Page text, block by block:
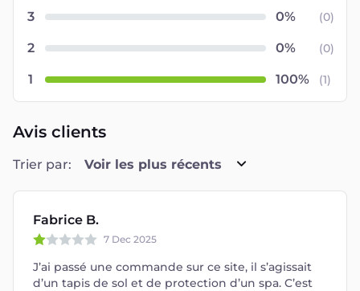
3 (0)
2 (0)
1 (1)
Avis clients
Trier par: Voir les plus récents
Fabrice B.
7 Dec 2025
J’ai passé une commande sur ce site, il s’agissait
d’un tapis de sol et de protection d’un spa. C’est